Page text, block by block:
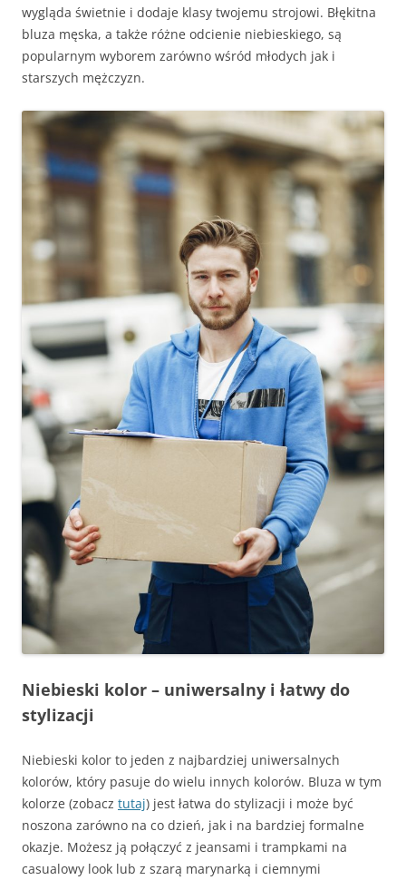
wygląda świetnie i dodaje klasy twojemu strojowi. Błękitna
bluza męska, a także różne odcienie niebieskiego, są
popularnym wyborem zarówno wśród młodych jak i
starszych mężczyzn.
Niebieski kolor – uniwersalny i łatwy do
stylizacji
Niebieski kolor to jeden z najbardziej uniwersalnych
kolorów, który pasuje do wielu innych kolorów. Bluza w tym
kolorze (zobacz tutaj) jest łatwa do stylizacji i może być
noszona zarówno na co dzień, jak i na bardziej formalne
okazje. Możesz ją połączyć z jeansami i trampkami na
casualowy look lub z szarą marynarką i ciemnymi